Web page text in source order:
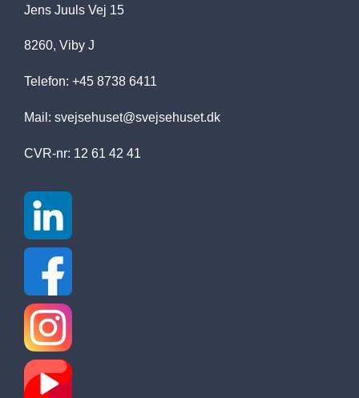
Jens Juuls Vej 15
8260, Viby J
Telefon: +45 8738 6411
Mail: svejsehuset@svejsehuset.dk
CVR-nr: 12 61 42 41